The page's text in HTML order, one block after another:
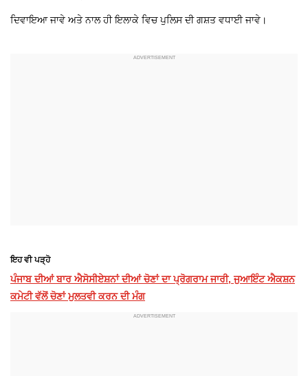
ਦਿਵਾਇਆ ਜਾਵੇ ਅਤੇ ਨਾਲ ਹੀ ਇਲਾਕੇ ਵਿਚ ਪੁਲਿਸ ਦੀ ਗਸ਼ਤ ਵਧਾਈ ਜਾਵੇ।
ਇਹ ਵੀ ਪੜ੍ਹੋ
ਪੰਜਾਬ ਦੀਆਂ ਬਾਰ ਐਸੋਸੀਏਸ਼ਨਾਂ ਦੀਆਂ ਚੋਣਾਂ ਦਾ ਪ੍ਰੋਗਰਾਮ ਜਾਰੀ, ਜੁਆਇੰਟ ਐਕਸ਼ਨ
ਕਮੇਟੀ ਵੱਲੋਂ ਚੋਣਾਂ ਮੁਲਤਵੀ ਕਰਨ ਦੀ ਮੰਗ